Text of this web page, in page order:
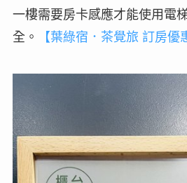
一樓需要房卡感應才能使用電
全。
【葉綠宿．茶覺旅 訂房優